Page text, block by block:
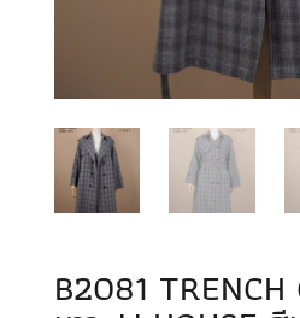
B2081 TRENCH